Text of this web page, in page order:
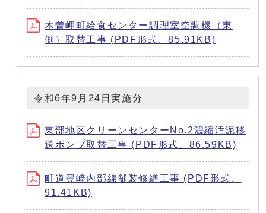
木曽岬町給食センター調理室空調機（東
側）取替工事 (PDF形式、85.91KB)
令和6年9月24日実施分
東部地区クリーンセンターNo.2濃縮汚泥移
送ポンプ取替工事 (PDF形式、86.59KB)
町道豊崎内部線舗装修繕工事 (PDF形式、
91.41KB)